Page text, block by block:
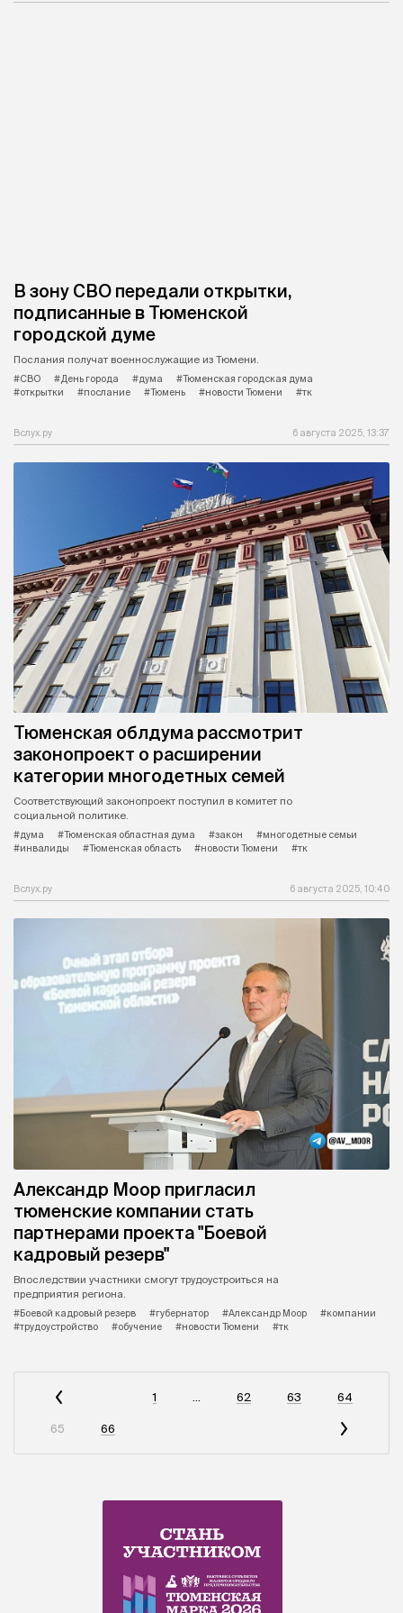
В зону СВО передали открытки,
подписанные в Тюменской
городской думе
Послания получат военнослужащие из Тюмени.
#СВО
#День города #дума
#Тюменская городская дума
#открытки
#послание #Тюмень #новости Тюмени #тк
Вслух.ру 6 августа 2025, 13:37
Тюменская облдума рассмотрит
законопроект о расширении
категории многодетных семей
Соответствующий законопроект поступил в комитет по
социальной политике.
#дума
#Тюменская областная дума #закон
#многодетные семьи
#инвалиды
#Тюменская область #новости Тюмени #тк
Вслух.ру 6 августа 2025, 10:40
Александр Моор пригласил
тюменские компании стать
партнерами проекта "Боевой
кадровый резерв"
Впоследствии участники смогут трудоустроиться на
предприятия региона.
#Боевой кадровый резерв
#губернатор #Александр Моор
#компании
#трудоустройство
#обучение #новости Тюмени #тк
1 62 63 64
65 66